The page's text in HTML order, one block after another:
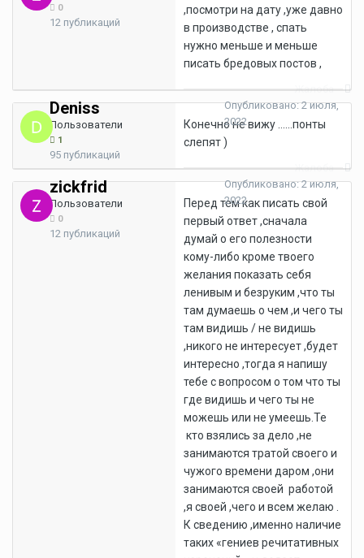
0
12 публикаций
,посмотри на дату ,уже давно
в производстве , спать
нужно меньше и меньше
писать бредовых постов ,
Deniss
Пользователи
1
95 публикаций
Жалоба
Опубликовано:2 июля,
2022
Конечно не вижу ......понты
слепят )
zickfrid
Пользователи
0
12 публикаций
Жалоба
Опубликовано:2 июля,
2022
Перед тем как писать свой
первый ответ ,сначала
думай о его полезности
кому-либо кроме твоего
желания показать себя
ленивым и безруким ,что ты
там думаешь о чем ,и чего ты
там видишь / не видишь
,никого не интересует ,будет
интересно ,тогда я напишу
тебе с вопросом о том что ты
где видишь и чего ты не
можешь или не умеешь.Те
кто взялись за дело ,не
занимаются тратой своего и
чужого времени даром ,они
занимаются своей работой
,я своей ,чего и всем желаю .
К сведению ,именно наличие
таких «гениев речитативных